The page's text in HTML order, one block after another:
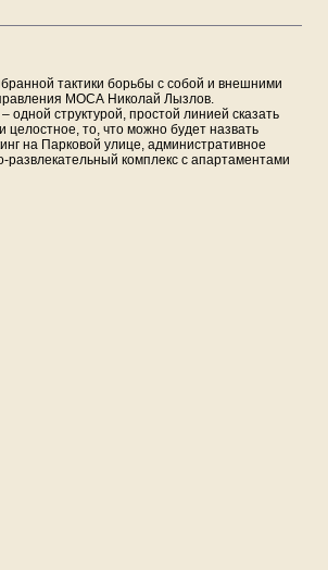
тактики борьбы с собой и внешними
правления МОСА Николай Лызлов.
одной структурой, простой линией сказать
целостное, то, что можно будет назвать
на Парковой улице, административное
комплекс с апартаментами